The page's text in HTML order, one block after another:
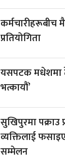
कर्मचारीहरूबीच
प्रतियोगिता
यसपटक मधेशमा
भत्कायौं’
सुखिपुरमा पक्राउ
व्यक्तिलाई
सम्मेलन